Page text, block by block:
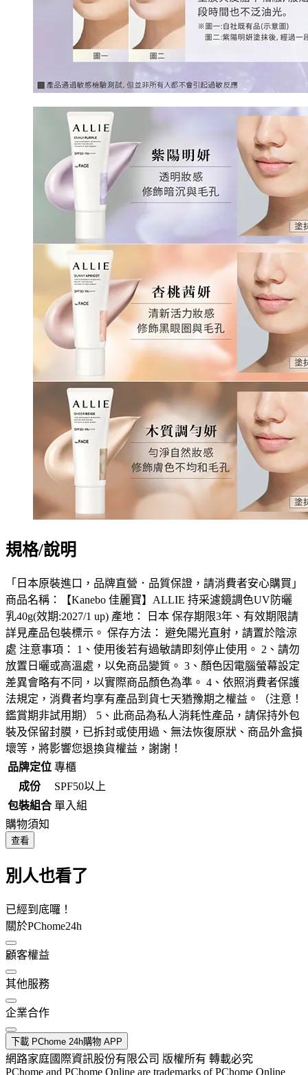
規格/說明
「日本原裝進口，品牌直營．品質保證，請消費者安心購買」
商品名稱：【Kanebo 佳麗寶】ALLIE 持采濾鏡調色UV防曬
乳40g(效期:2027/1 up) 產地： 日本 保存期限3年、有效期限請
詳見產品包裝標示。 保存方法： 避免陽光直射，請置於陰涼
處 注意事項： 1、使用後若有過敏請即刻停止使用。 2、請勿
放置日曬或高溫處，以免商品變質。 3、顏色因電腦螢幕設定
差異會略有不同，以實際商品顏色為準。 4、依照消費者保護
法規定，消費者均享有產品到貨七天猶豫期之權益。（注意！
鑑賞期非試用期） 5、此商品為私人消耗性產品，請保持外包
裝及保留封膜，已拆封或使用過、無法恢復原狀、商品外盒損
壞等，將影響您退換貨權益，謝謝！
品牌定位 專櫃
成份
SPF50以上
包裝組合 單入組
購物須知
查看
別人也看了
已經到底囉！
關於PChome24h
顧客權益
其他服務
企業合作
下載 PChome 24h購物 APP
網路家庭國際資訊股份有限公司 版權所有 轉載必究
PChome and PChome Online are trademarks of PChome Online